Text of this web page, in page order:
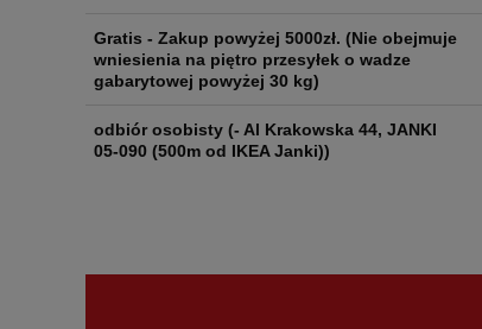
Gratis - Zakup powyżej 5000zł. (Nie obejmuje
wniesienia na piętro przesyłek o wadze
gabarytowej powyżej 30 kg)
odbiór osobisty (- Al Krakowska 44, JANKI
05-090 (500m od IKEA Janki))